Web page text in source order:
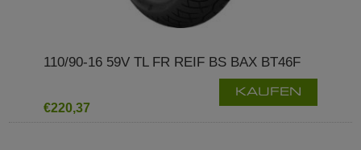
110/90-16 59V TL FR REIF BS BAX BT46F
€220,37
KAUFEN